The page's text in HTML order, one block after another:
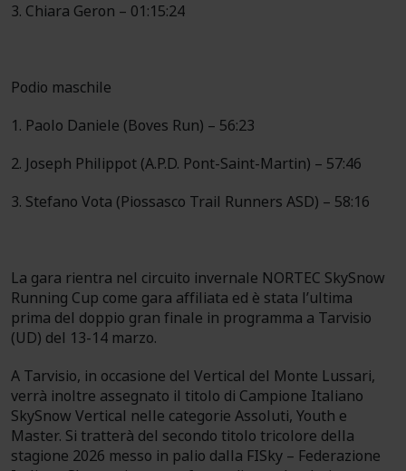
3. Chiara Geron – 01:15:24
Podio maschile
1. Paolo Daniele (Boves Run) – 56:23
2. Joseph Philippot (A.P.D. Pont-Saint-Martin) – 57:46
3. Stefano Vota (Piossasco Trail Runners ASD) – 58:16
La gara rientra nel circuito invernale NORTEC SkySnow
Running Cup come gara affiliata ed è stata l’ultima
prima del doppio gran finale in programma a Tarvisio
(UD) del 13-14 marzo.
A Tarvisio, in occasione del Vertical del Monte Lussari,
verrà inoltre assegnato il titolo di Campione Italiano
SkySnow Vertical nelle categorie Assoluti, Youth e
Master. Si tratterà del secondo titolo tricolore della
stagione 2026 messo in palio dalla FISky – Federazione